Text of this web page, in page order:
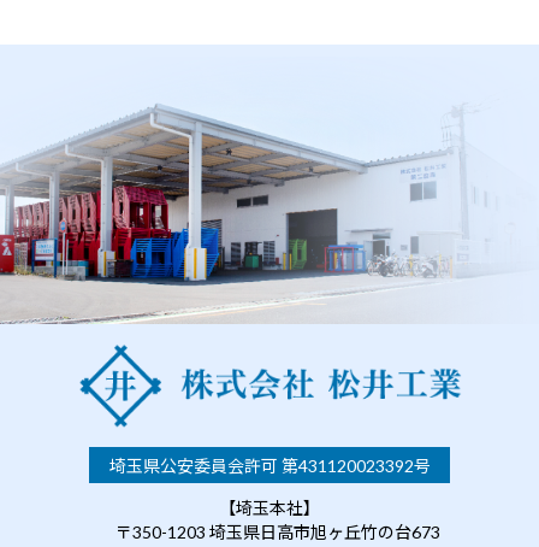
埼玉県公安委員会許可 第431120023392号
【埼玉本社】
〒350-1203 埼玉県日高市旭ヶ丘竹の台673